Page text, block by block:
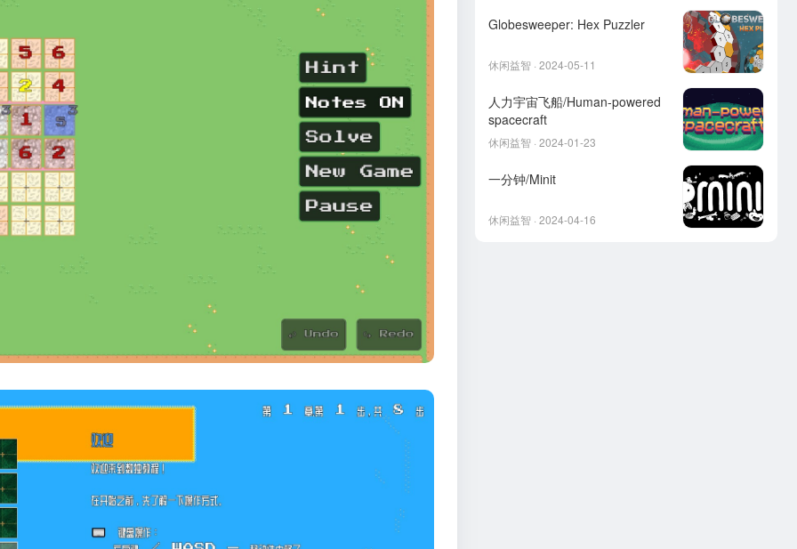
Globesweeper: Hex Puzzler
休闲益智 · 2024-05-11
人力宇宙飞船/Human-powered
spacecraft
休闲益智 · 2024-01-23
一分钟/Minit
休闲益智 · 2024-04-16